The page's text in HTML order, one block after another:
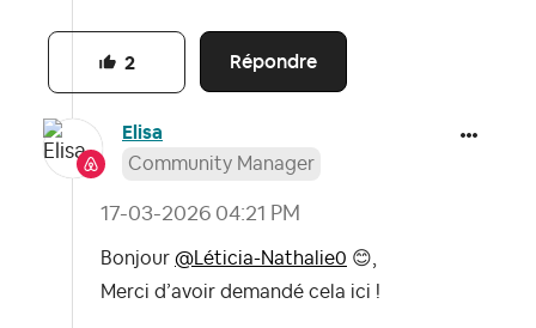
Répondre
2
Elisa
Community Manager
‎17-03-2026 04:21 PM
Bonjour @Léticia-Nathalie0 😊
Merci d’avoir demandé cela ici !